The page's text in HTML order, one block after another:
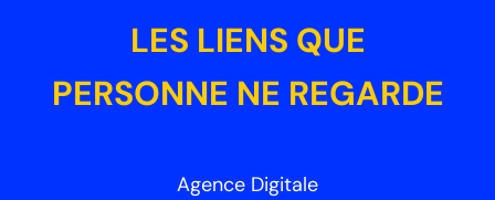
LES LIENS QUE
PERSONNE NE REGARDE
Agence Digitale